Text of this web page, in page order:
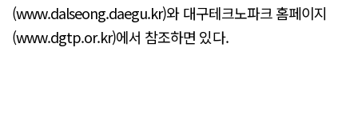
(www.dalseong.daegu.kr)와 대구테크노파크 홈페이지
(www.dgtp.or.kr)에서 참조하면 있다.